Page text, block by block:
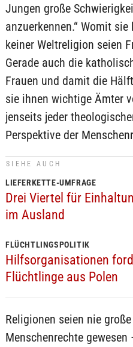
Jungen große
anzuerkennen.“ Womit
keiner Weltreligion seien
Gerade auch die
Frauen und damit die
sie ihnen wichtige Ämter
jenseits jeder
Perspektive der
SIEHE AUCH
LIEFERKETTE-UMFRAGE
Drei Viertel für
im Ausland
FLÜCHTLINGSPOLITIK
Hilfsorganisationen
Flüchtlinge aus Polen
Religionen seien nie
Menschenrechte